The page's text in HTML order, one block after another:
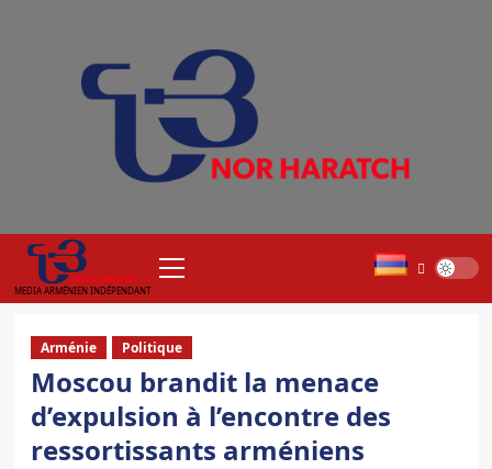
MEDIA ARMÉNIEN INDÉPENDANT
principal
Arménie Politique
Moscou brandit la menace
d’expulsion à l’encontre des
ressortissants arméniens